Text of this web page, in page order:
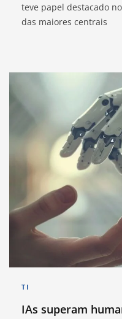
teve papel destacado
das maiores centrais
TI
IAs superam